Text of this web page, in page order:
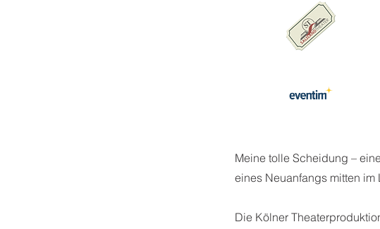
Meine tolle Scheidung –
eines Neuanfangs mitten im
Die Kölner